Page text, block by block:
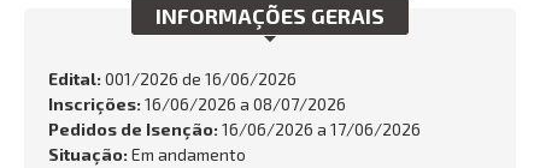
Busca:
INFORMAÇÕES GERAIS
Edital: 001/2026 de 16/06/2026
Inscrições: 16/06/2026 a 08/07/2026
Pedidos de Isenção: 16/06/2026 a 17/06/2026
Situação: Em andamento